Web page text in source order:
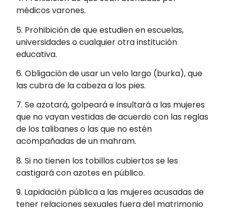
médicos varones.
5. Prohibición de que estudien en escuelas,
universidades o cualquier otra institución
educativa.
6. Obligación de usar un velo largo (burka), que
las cubra de la cabeza a los pies.
7. Se azotará, golpeará e insultará a las mujeres
que no vayan vestidas de acuerdo con las reglas
de los talibanes o las que no estén
acompañadas de un mahram.
8. Si no tienen los tobillos cubiertos se les
castigará con azotes en público.
9. Lapidación pública a las mujeres acusadas de
tener relaciones sexuales fuera del matrimonio